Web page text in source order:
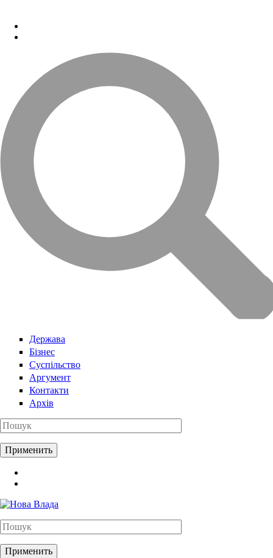
Держава
Бізнес
Суспільство
Аргумент
Контакти
Архів